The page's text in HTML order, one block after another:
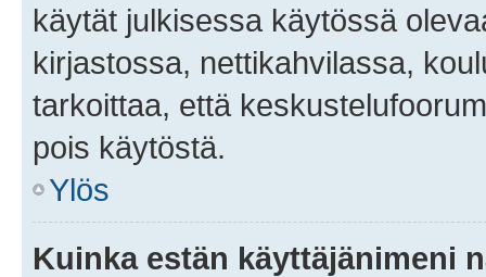
käytät julkisessa käytössä
kirjastossa, nettikahvilassa,
tarkoittaa, että
pois käytöstä.
Ylös
Kuinka estän käyttäjänimeni